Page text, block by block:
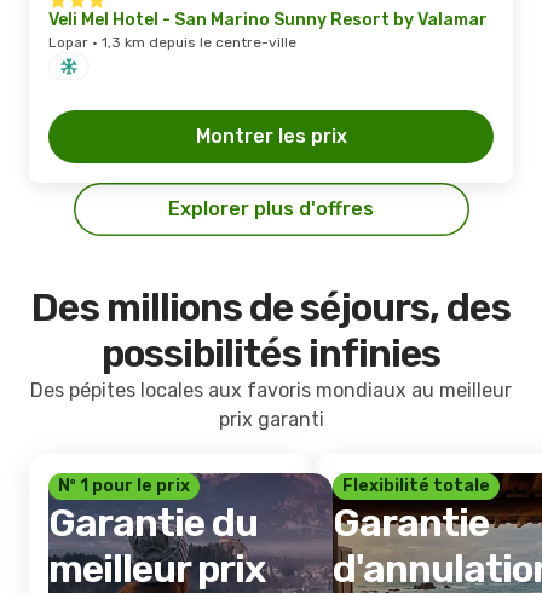
Veli Mel Hotel - San Marino Sunny Resort by Valamar
Lopar · 1,3 km depuis le centre-ville
Montrer les prix
Explorer plus d'offres
Des millions de séjours, des
possibilités infinies
Des pépites locales aux favoris mondiaux au meilleur
prix garanti
Nº 1 pour le prix
Garantie du
meilleur prix
Flexibilité totale
Garantie